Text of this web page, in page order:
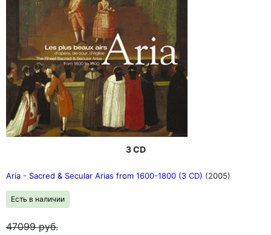
3 CD
Aria - Sacred & Secular Arias from 1600-1800 (3 CD) (2005)
Есть в наличии
47099руб.